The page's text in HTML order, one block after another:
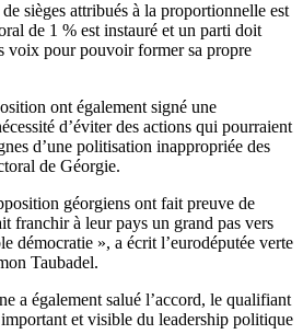
sièges attribués à la proportionnelle est
de 1 % est instauré et un parti doit
voix pour pouvoir former sa propre
ont également signé une
d’éviter des actions qui pourraient
d’une politisation inappropriée des
de Géorgie.
géorgiens ont fait preuve de
franchir à leur pays un grand pas vers
démocratie », a écrit l’eurodéputée verte
Taubadel.
a également salué l’accord, le qualifiant
et visible du leadership politique